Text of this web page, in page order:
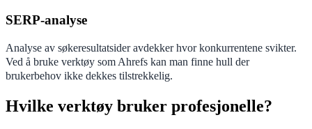
SERP-analyse
Analyse av søkeresultatsider avdekker hvor konkurrentene svikter.
Ved å bruke verktøy som Ahrefs kan man finne hull der
brukerbehov ikke dekkes tilstrekkelig.
Hvilke verktøy bruker profesjonelle?